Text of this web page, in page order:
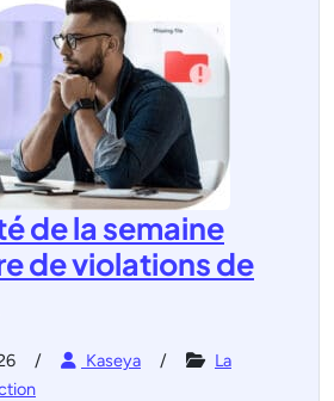
de la semaine
de violations de
Kaseya
La